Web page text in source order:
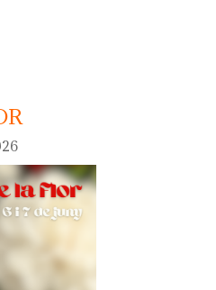
tour of the exhibition
me'